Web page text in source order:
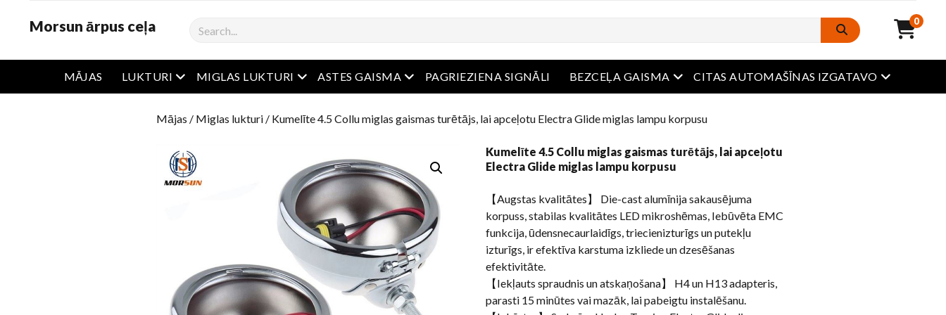
Morsun ārpus ceļa Meklēšana 0
MĀJAS LUKTURI atvērta ēdienkarte
MIGLAS LUKTURI atvērta ēdienkarte
ASTES GAISMA atvērta ēdienkarte
PAGRIEZIENA SIGNĀLI BEZCEĻA GAISMA atvērta ēdienkarte
CITAS AUTOMAŠĪNAS IZGATAVO atvērta
Mājas / Miglas lukturi / Kumelīte 4.5 Collu miglas gaismas turētājs, lai apceļotu Electra Glide miglas lampu korpusu
Kumelīte 4.5 Collu miglas gaismas turētājs, lai apceļotu
Electra Glide miglas lampu korpusu
【Augstas kvalitātes】 Die-cast alumīnija sakausējuma
korpuss, stabilas kvalitātes LED mikroshēmas, Iebūvēta EMC
funkcija, ūdensnecaurlaidīgs, triecienizturīgs un putekļu
izturīgs, ir efektīva karstuma izkliede un dzesēšanas
efektivitāte.
【Iekļauts spraudnis un atskaņošana】 H4 un H13 adapteris,
parasti 15 minūtes vai mazāk, lai pabeigtu instalēšanu.